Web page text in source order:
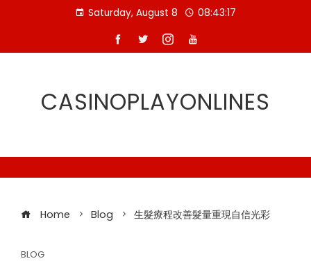
Saturday, August 8 08:43:18
CASINOPLAYONLINES
Home Blog 生髮療程改善髮量重現自信光彩
BLOG